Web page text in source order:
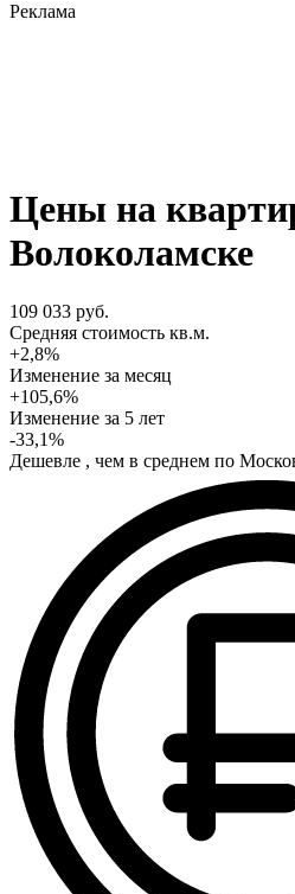
Реклама
Цены на
Волоколамске
109 033 руб.
Cредняя стоимость кв.м.
+2,8%
Изменение за месяц
+105,6%
Изменение за 5 лет
-33,1%
Дешевле , чем в среднем по